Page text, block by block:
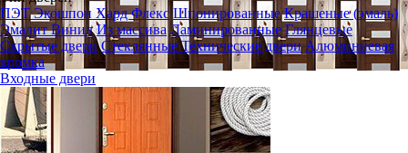
ПЭТЭкошпон Хард Флекс Шпонированные Крашеные (эмаль)
ЭмалитВинил Из массива Ламинированные Глянцевые
Скрытые двери СтеклянныеТехнические двери Алюминиевая
кромка
Входные двери